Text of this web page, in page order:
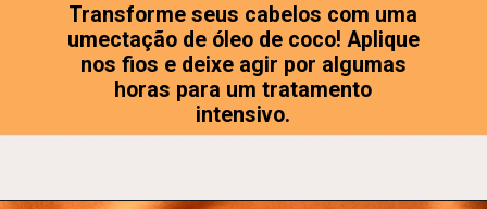
Transforme seus cabelos com uma
umectação de óleo de coco! Aplique
nos fios e deixe agir por algumas
horas para um tratamento
intensivo.